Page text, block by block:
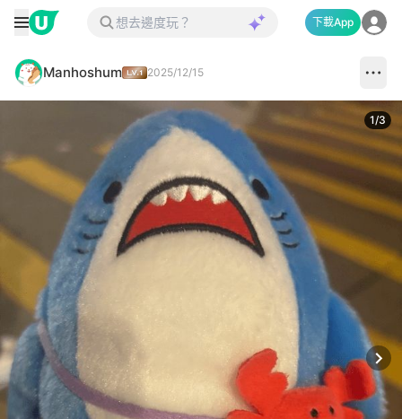
下載App
Manhoshum 2025/12/15
1/3